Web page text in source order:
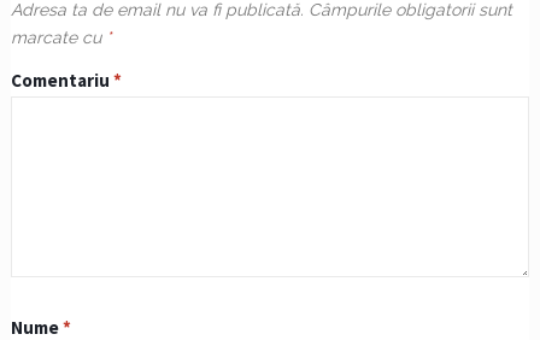
Adresa ta de email nu va fi publicată. Câmpurile obligatorii sunt
marcate cu *
Comentariu *
Nume*